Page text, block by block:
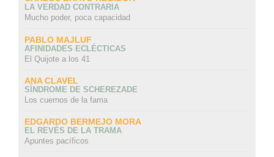
LA VERDAD CONTRARIA
Mucho poder, poca capacidad
PABLO MAJLUF
AFINIDADES ECLÉCTICAS
El Quijote a los 41
ANA CLAVEL
SÍNDROME DE SCHEREZADE
Los cuernos de la fama
EDGARDO BERMEJO MORA
EL REVÉS DE LA TRAMA
Apuntes pacíficos